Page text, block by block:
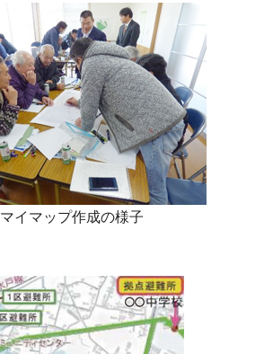
マイマップ作成の様子